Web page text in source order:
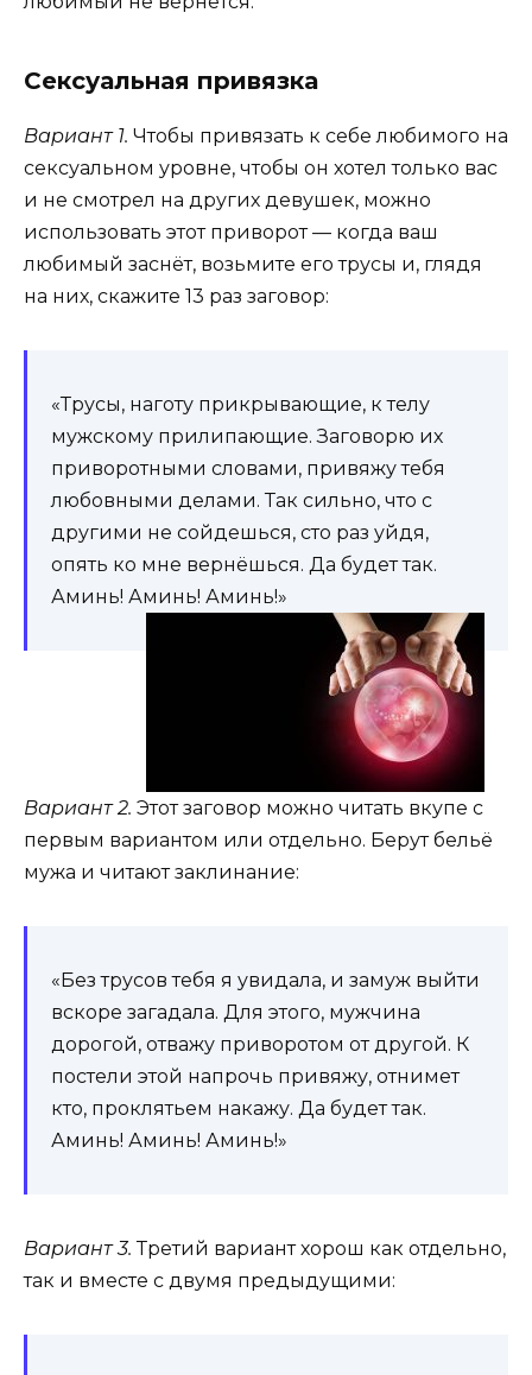
Сексуальная привязка
Вариант 1. Чтобы привязать к себе любимого на
сексуальном уровне, чтобы он хотел только вас
и не смотрел на других девушек, можно
использовать этот приворот — когда ваш
любимый заснёт, возьмите его трусы и, глядя
на них, скажите 13 раз заговор:
«Трусы, наготу прикрывающие, к телу
мужскому прилипающие. Заговорю их
приворотными словами, привяжу тебя
любовными делами. Так сильно, что с
другими не сойдешься, сто раз уйдя,
опять ко мне вернёшься. Да будет так.
Аминь! Аминь! Аминь!»
Вариант 2. Этот заговор можно читать вкупе с
первым вариантом или отдельно. Берут бельё
мужа и читают заклинание:
«Без трусов тебя я увидала, и замуж выйти
вскоре загадала. Для этого, мужчина
дорогой, отважу приворотом от другой. К
постели этой напрочь привяжу, отнимет
кто, проклятьем накажу. Да будет так.
Аминь! Аминь! Аминь!»
Вариант 3. Третий вариант хорош как отдельно,
так и вместе с двумя предыдущими: